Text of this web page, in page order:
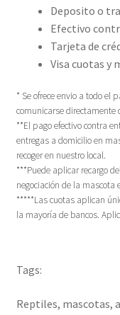
Deposito o
Efectivo
Tarjeta de
Visa cuotas y
* Se ofrece envio a todo el
comunicarse directamente
**El pago efectivo contra
entregas a domicilio en
recoger en nuestro local.
***Puede aplicar recargo
negociación de la mascota
*****Las cuotas aplican
la mayoría de bancos.
Tags:
Reptiles, mascotas,